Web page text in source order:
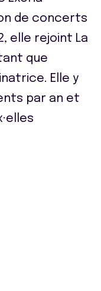
de concerts
elle rejoint La
que
Elle y
par an et